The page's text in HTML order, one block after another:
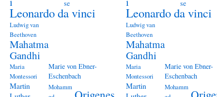
se
Leonardo da vinci
Ludwig van
Beethoven
Mahatma
Gandhi
Maria
Montessori
Marie von Ebner-
Eschenbach
Martin
Mohamm
se
Leonardo da vinci
Ludwig van
Beethoven
Mahatma
Gandhi
Maria
Montessori
Marie von Ebner-
Eschenbach
Martin
Mohamm